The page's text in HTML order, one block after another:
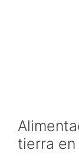
tierra en